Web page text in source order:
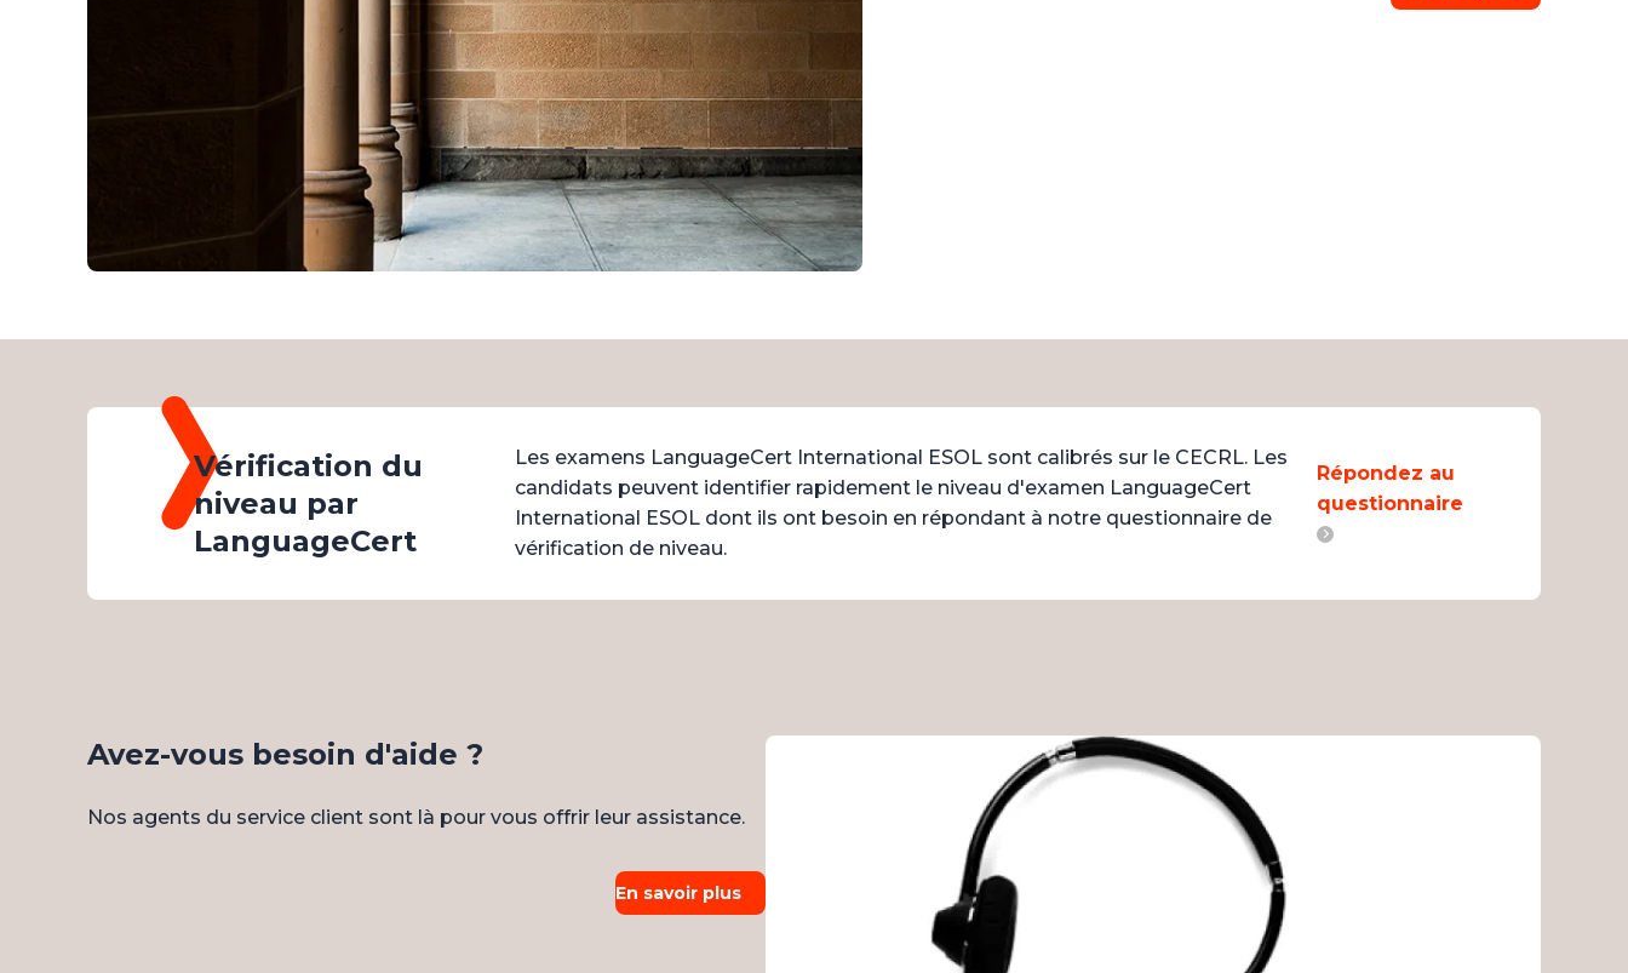
Vérification du
niveau par
LanguageCert
Les examens LanguageCert International ESOL sont calibrés sur le CECRL. Les
candidats peuvent identifier rapidement le niveau d'examen LanguageCert
International ESOL dont ils ont besoin en répondant à notre questionnaire de
vérification de niveau.
Répondez au
questionnaire
Avez-vous besoin d'aide ?
Nos agents du service client sont là pour vous offrir leur assistance.
En savoir plus